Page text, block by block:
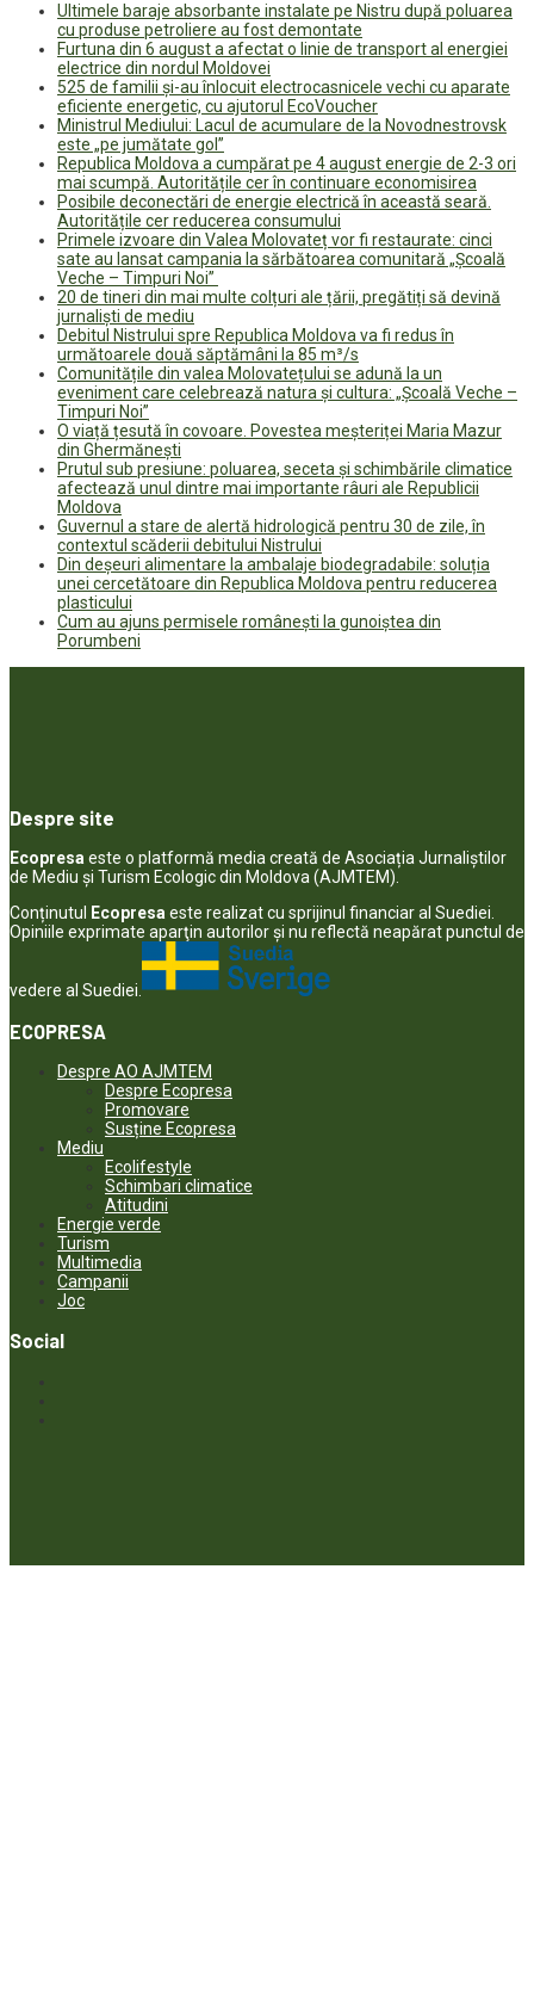
Ultimele baraje absorbante instalate pe Nistru după poluarea
cu produse petroliere au fost demontate
Furtuna din 6 august a afectat o linie de transport al energiei
electrice din nordul Moldovei
525 de familii și-au înlocuit electrocasnicele vechi cu aparate
eficiente energetic, cu ajutorul EcoVoucher
Ministrul Mediului: Lacul de acumulare de la Novodnestrovsk
este „pe jumătate gol”
Republica Moldova a cumpărat pe 4 august energie de 2-3 ori
mai scumpă. Autoritățile cer în continuare economisirea
Posibile deconectări de energie electrică în această seară.
Autoritățile cer reducerea consumului
Primele izvoare din Valea Molovateț vor fi restaurate: cinci
sate au lansat campania la sărbătoarea comunitară „Școală
Veche – Timpuri Noi”
20 de tineri din mai multe colțuri ale țării, pregătiți să devină
jurnaliști de mediu
Debitul Nistrului spre Republica Moldova va fi redus în
următoarele două săptămâni la 85 m³/s
Comunitățile din valea Molovatețului se adună la un
eveniment care celebrează natura și cultura: „Școală Veche –
Timpuri Noi”
O viață țesută în covoare. Povestea meșteriței Maria Mazur
din Ghermănești
Prutul sub presiune: poluarea, seceta și schimbările climatice
afectează unul dintre mai importante râuri ale Republicii
Moldova
Guvernul a stare de alertă hidrologică pentru 30 de zile, în
contextul scăderii debitului Nistrului
Din deșeuri alimentare la ambalaje biodegradabile: soluția
unei cercetătoare din Republica Moldova pentru reducerea
plasticului
Cum au ajuns permisele românești la gunoiștea din
Porumbeni
Despre site
Ecopresaeste o platformă media creată de Asociația Jurnaliștilor
de Mediu și Turism Ecologic din Moldova (AJMTEM).
Conținutul
Ecopresaeste realizat cu sprijinul financiar al Suediei.
Opiniile exprimate aparţin autorilor şi nu reflectă neapărat punctul de
vedere al Suediei.
ECOPRESA
Despre AO AJMTEM
Despre Ecopresa
Promovare
Susține Ecopresa
Mediu
Ecolifestyle
Schimbari climatice
Atitudini
Energie verde
Turism
Multimedia
Campanii
Joc
Social